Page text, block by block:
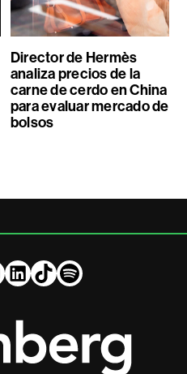
Director de Hermès
analiza precios de la
carne de cerdo en China
para evaluar mercado de
bolsos